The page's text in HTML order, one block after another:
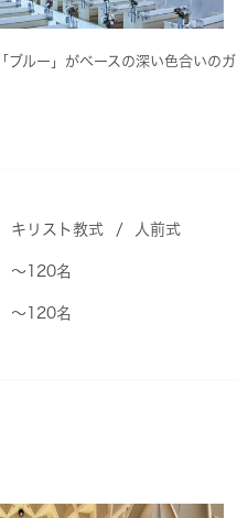
「ブルー」がベースの深い色合いの
キリスト教式 人前式
～120名
～120名